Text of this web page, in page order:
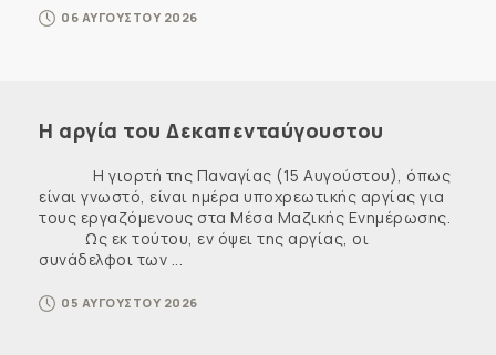
06 ΑΥΓΟΥΣΤΟΥ 2026
Η αργία του Δεκαπενταύγουστου
Η γιορτή της Παναγίας (15 Αυγούστου), όπως
είναι γνωστό, είναι ημέρα υποχρεωτικής αργίας για
τους εργαζόμενους στα Μέσα Μαζικής Ενημέρωσης.
Ως εκ τούτου, εν όψει της αργίας, οι
συνάδελφοι των ...
05 ΑΥΓΟΥΣΤΟΥ 2026